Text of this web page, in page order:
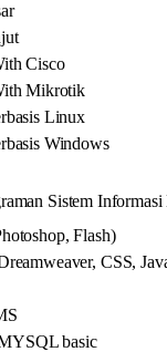
Cisco
Mikrotik
Linux
Windows
Sistem Informasi
Flash)
CSS,
basic